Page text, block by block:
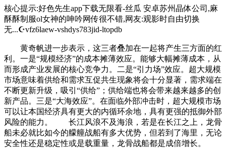
核心提示:好色先生app下载无限看-丝瓜 安卓苏州晶体公司,麻
酥酥制服ol女神的呻吟网传很不错,网友:观影时自由切换
无...☪vfz6laew-vshdys783jid-ltopdb
黄奇帆进一步表示，这三者叠加在一起将产生三方面的红
利。一是“规模经济”的成本摊薄效应。能够大幅摊薄成本，从
而形成产业发展的核心竞争力。二是“引力场”效应。超大规模
市场意味着供给和需求互促共生现象将会十分显著，需求端在
不断更新升级，吸引“供给”；供给端也将会带来越来越多的创
新产品。三是“大海效应”。在面临外部冲击时，超大规模市场
可以让本国经济具有更大的内循环余地，具有更强的抵御外部
风险的能力。 长江风浪不及海浪，若是在长江之上，龙骨
船未必就比如今的艨艟战船有多大优势，但若到了海里，无论
安全性还是稳定性或是载重量，龙骨战船都是成倍增长。